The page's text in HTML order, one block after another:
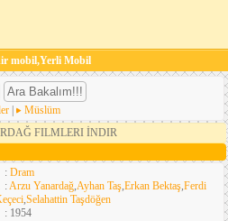
mobil,Yerli Mobil
Müslüm
FILMLERI İNDIR
: Dram
:Arzu Yanardağ,Ayhan Taş,Erkan Bektaş,Ferdi
,Selahattin Taşdöğen
: 1954